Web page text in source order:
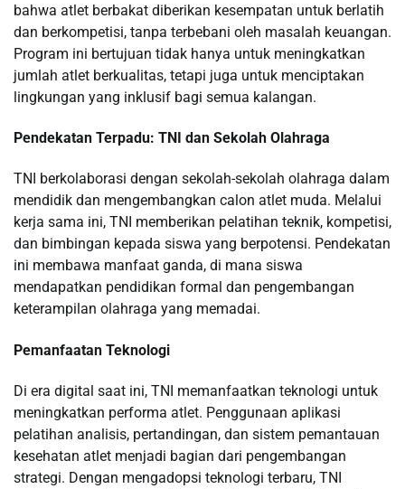
bahwa atlet berbakat diberikan kesempatan untuk berlatih
dan berkompetisi, tanpa terbebani oleh masalah keuangan.
Program ini bertujuan tidak hanya untuk meningkatkan
jumlah atlet berkualitas, tetapi juga untuk menciptakan
lingkungan yang inklusif bagi semua kalangan.
Pendekatan Terpadu: TNI dan Sekolah Olahraga
TNI berkolaborasi dengan sekolah-sekolah olahraga dalam
mendidik dan mengembangkan calon atlet muda. Melalui
kerja sama ini, TNI memberikan pelatihan teknik, kompetisi,
dan bimbingan kepada siswa yang berpotensi. Pendekatan
ini membawa manfaat ganda, di mana siswa
mendapatkan pendidikan formal dan pengembangan
keterampilan olahraga yang memadai.
Pemanfaatan Teknologi
Di era digital saat ini, TNI memanfaatkan teknologi untuk
meningkatkan performa atlet. Penggunaan aplikasi
pelatihan analisis, pertandingan, dan sistem pemantauan
kesehatan atlet menjadi bagian dari pengembangan
strategi. Dengan mengadopsi teknologi terbaru, TNI